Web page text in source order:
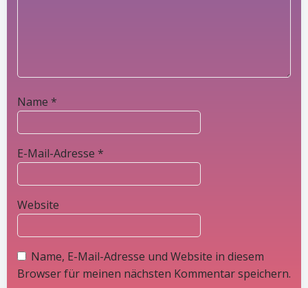
Name *
E-Mail-Adresse *
Website
Name, E-Mail-Adresse und Website in diesem
Browser für meinen nächsten Kommentar speichern.